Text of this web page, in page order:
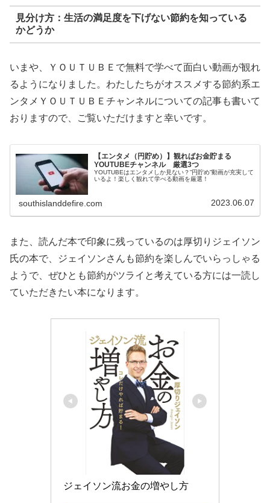
見分け方：生活の満足度を下げない節約を知っている
かどうか
いまや、ＹＯＵＴＵＢＥで無料で学べて面白い動画が観れ
るようになりました。わたしたちがオススメする節約系エ
ンタメＹＯＵＴＵＢＥチャンネルについての記事も書いて
おりますので、ご覧いただけますと幸いです。
【エンタメ（円貯め）】観ればお金貯まる
YOUTUBEチャンネル 厳選3つ
YOUTUBEはエンタメしか見ない？”円貯め”動画が充実して
いるよ！楽しく観れて学べる動画を厳選！
southislanddefire.com 2023.06.07
また、読んだ本で印象に残っているのは厚切りジェイソン
氏の本で、ジェイソンさんも節約を楽しんでいらっしゃる
ようで、ぜひとも節約がツライと考えている方には一読し
ていただきたい本になります。
ジェイソン流お金の増やし方